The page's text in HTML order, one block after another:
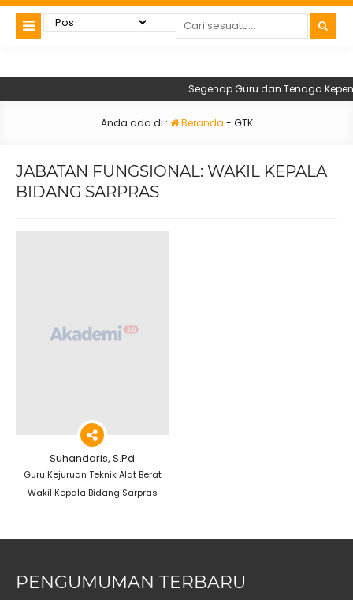
Segenap Guru dan Tenaga
Anda ada di : Beranda - GTK
JABATAN FUNGSIONAL: WAKIL KEPALA
BIDANG SARPRAS
Suhandaris, S.Pd
Guru Kejuruan Teknik Alat Berat
Wakil Kepala Bidang Sarpras
PENGUMUMAN TERBARU